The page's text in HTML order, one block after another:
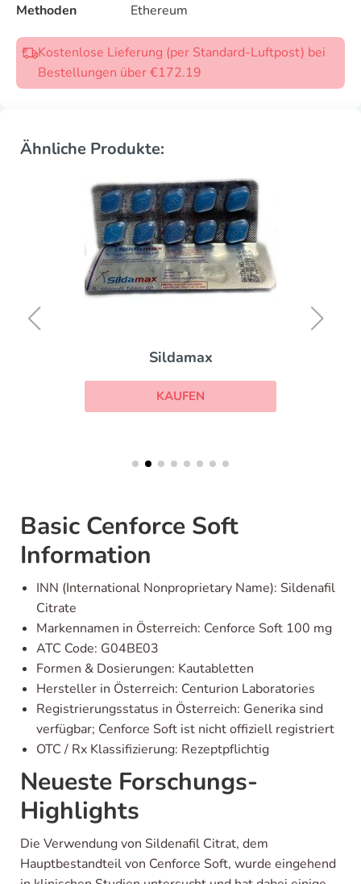
Methoden
Ethereum
Kostenlose Lieferung (per Standard-Luftpost) bei
Bestellungen über €172.19
Ähnliche Produkte:
Sildamax
KAUFEN
Basic Cenforce Soft
Information
INN (International Nonproprietary Name): Sildenafil
Citrate
Markennamen in Österreich: Cenforce Soft 100 mg
ATC Code: G04BE03
Formen & Dosierungen: Kautabletten
Hersteller in Österreich: Centurion Laboratories
Registrierungsstatus in Österreich: Generika sind
verfügbar; Cenforce Soft ist nicht offiziell registriert
OTC / Rx Klassifizierung: Rezeptpflichtig
Neueste Forschungs-
Highlights
Die Verwendung von Sildenafil Citrat, dem
Hauptbestandteil von Cenforce Soft, wurde eingehend